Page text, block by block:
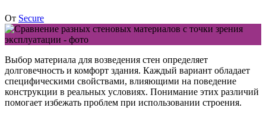
От Secure
Выбор материала для возведения стен определяет
долговечность и комфорт здания. Каждый вариант обладает
специфическими свойствами, влияющими на поведение
конструкции в реальных условиях. Понимание этих различий
помогает избежать проблем при использовании строения.